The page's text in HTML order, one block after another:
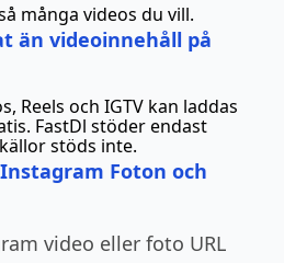
många videos du vill.
än videoinnehåll på
Reels och IGTV kan laddas
FastDl stöder endast
stöds inte.
Foton och
video eller foto URL